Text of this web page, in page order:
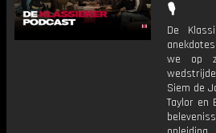
🎙️
De
we op
Siem de
Taylor en